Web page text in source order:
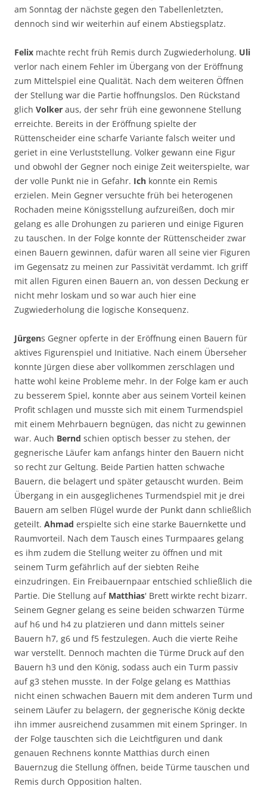
am Sonntag der nächste gegen den Tabellenletzten,
dennoch sind wir weiterhin auf einem Abstiegsplatz.
Felix machte recht früh Remis durch Zugwiederholung. Uli
verlor nach einem Fehler im Übergang von der Eröffnung
zum Mittelspiel eine Qualität. Nach dem weiteren Öffnen
der Stellung war die Partie hoffnungslos. Den Rückstand
glich Volker aus, der sehr früh eine gewonnene Stellung
erreichte. Bereits in der Eröffnung spielte der
Rüttenscheider eine scharfe Variante falsch weiter und
geriet in eine Verluststellung. Volker gewann eine Figur
und obwohl der Gegner noch einige Zeit weiterspielte, war
der volle Punkt nie in Gefahr. Ich konnte ein Remis
erzielen. Mein Gegner versuchte früh bei heterogenen
Rochaden meine Königsstellung aufzureißen, doch mir
gelang es alle Drohungen zu parieren und einige Figuren
zu tauschen. In der Folge konnte der Rüttenscheider zwar
einen Bauern gewinnen, dafür waren all seine vier Figuren
im Gegensatz zu meinen zur Passivität verdammt. Ich griff
mit allen Figuren einen Bauern an, von dessen Deckung er
nicht mehr loskam und so war auch hier eine
Zugwiederholung die logische Konsequenz.
Jürgens Gegner opferte in der Eröffnung einen Bauern für
aktives Figurenspiel und Initiative. Nach einem Überseher
konnte Jürgen diese aber vollkommen zerschlagen und
hatte wohl keine Probleme mehr. In der Folge kam er auch
zu besserem Spiel, konnte aber aus seinem Vorteil keinen
Profit schlagen und musste sich mit einem Turmendspiel
mit einem Mehrbauern begnügen, das nicht zu gewinnen
war. Auch Bernd schien optisch besser zu stehen, der
gegnerische Läufer kam anfangs hinter den Bauern nicht
so recht zur Geltung. Beide Partien hatten schwache
Bauern, die belagert und später getauscht wurden. Beim
Übergang in ein ausgeglichenes Turmendspiel mit je drei
Bauern am selben Flügel wurde der Punkt dann schließlich
geteilt. Ahmad erspielte sich eine starke Bauernkette und
Raumvorteil. Nach dem Tausch eines Turmpaares gelang
es ihm zudem die Stellung weiter zu öffnen und mit
seinem Turm gefährlich auf der siebten Reihe
einzudringen. Ein Freibauernpaar entschied schließlich die
Partie. Die Stellung auf Matthias' Brett wirkte recht bizarr.
Seinem Gegner gelang es seine beiden schwarzen Türme
auf h6 und h4 zu platzieren und dann mittels seiner
Bauern h7, g6 und f5 festzulegen. Auch die vierte Reihe
war verstellt. Dennoch machten die Türme Druck auf den
Bauern h3 und den König, sodass auch ein Turm passiv
auf g3 stehen musste. In der Folge gelang es Matthias
nicht einen schwachen Bauern mit dem anderen Turm und
seinem Läufer zu belagern, der gegnerische König deckte
ihn immer ausreichend zusammen mit einem Springer. In
der Folge tauschten sich die Leichtfiguren und dank
genauen Rechnens konnte Matthias durch einen
Bauernzug die Stellung öffnen, beide Türme tauschen und
Remis durch Opposition halten.